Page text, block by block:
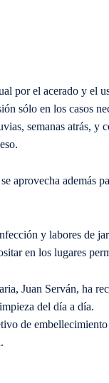
por el acerado y el
sólo en los casos
semanas atrás, y
aprovecha además
y labores de
en los lugares
Juan Serván, ha
del día a día.
de